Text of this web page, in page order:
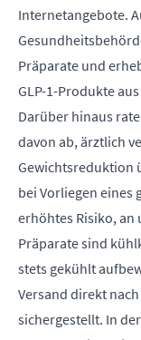
Internetangebote.
Präparate und
GLP-1-Produkte
Darüber hinaus
davon ab, ärztlich
Gewichtsreduktion
bei Vorliegen eines
erhöhtes Risiko, an
Präparate sind
stets gekühlt
Versand direkt
sichergestellt. In